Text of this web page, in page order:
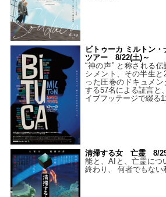
ビトゥーカ ミルトン
ツアー 8/22(土)～
“神の声” と称される
シメント、その半生と
った圧巻のドキュメ
する57名による証言と
イブフッテージで綴る
清掃する女 亡霊 8/
能と、AIと、亡霊につ
終わり、 何者でもな